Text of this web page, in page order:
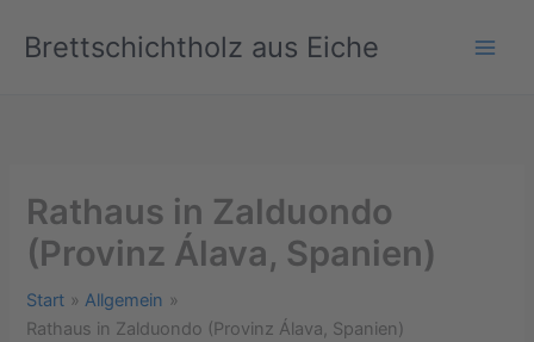
InhaltBrettschichtholz aus Eiche
Rathaus in Zalduondo
(Provinz Álava, Spanien)
Start
Allgemein
Rathaus in Zalduondo (Provinz Álava, Spanien)